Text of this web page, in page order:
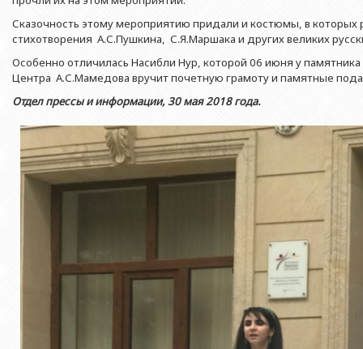
Почетные доктора
Образование в БГУ
Перечень специальностей
Служба психологической помощи
Культурно-творческий центр
Типография
Издательство
Филологический
Исторический
Факультет
Юридический
Факультет
Факультет
Факультет
Факультет Теология
Факультет
Юридическое
Азербайджанской
Юридическое
Азербайджанской
Юридическое
и образования
Сказочность этому мероприятию придали и костюмы, в которых
стихотворения А.С.Пушкина, С.Я.Маршака и других великих
Особенно отличилась Насибли Нур, которой 06 июня у
Центра А.С.Мамедова вручит почетную грамоту и памятные
Отдел прессы и информации,30 мая2018 года.